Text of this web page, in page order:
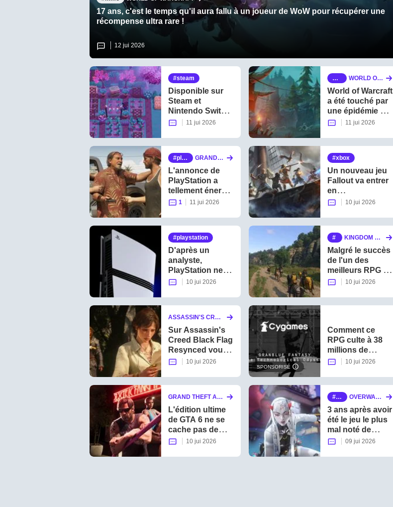
17 ans, c'est le temps qu'il aura fallu à un joueur de WoW pour récupérer une
récompense ultra rare !
12 jui 2026
steam
Disponible sur
Steam et
Nintendo Switch,
ce jeu cozy avec
pourrait bien
tout l'été !
11 jui 2026
m
mo
WORLD OF
WARCRAFT
World of Warcraft
a été touché par
une épidémie qui
tue plein de
les auberges du
11 jui 2026
pla
ystat
ion
GRAND T
HEFT AUT
O VI
L'annonce de
PlayStation a
tellement énervé
les joueurs,
même à
en termes de
vues !
1 11 jui 2026
xbox
Un nouveau jeu
Fallout va entrer
en
développement,
l'annulation de la
exclusif Xbox
10 jui 2026
playstation
D'après un
analyste,
PlayStation ne
craint pas les
colère suite à
l'arrêt des jeux
sur disque
10 jui 2026
r
p
g
KINGDOM CO
ME : DELIVE
RANCE II
Malgré le succès
de l'un des
meilleurs RPG de
2025, il n'y a pas
projets après
10 jui 2026
ASSASSIN'S CREE
D BLACK FLAG RE
SYNCED
Sur Assassin's
Creed Black Flag
Resynced vous
pouvez perdre
heures de jeu à
bug
10 jui 2026
SPONSORISÉ
Comment ce
RPG culte à 38
millions de
joueurs a réussi
la 2D à la 3D ?
dans les
coulisses de sa
transformation
au Japon !
10 jui 2026
GRAND THEFT AU
TO VI
L'édition ultime
de GTA 6 ne se
cache pas de
vous vendre du
mentionné
10 jui 2026
fp
s
OVERWATC
H 2
3 ans après avoir
été le jeu le plus
mal noté de
Steam, Blizzard
marquent l'une
09 jui 2026